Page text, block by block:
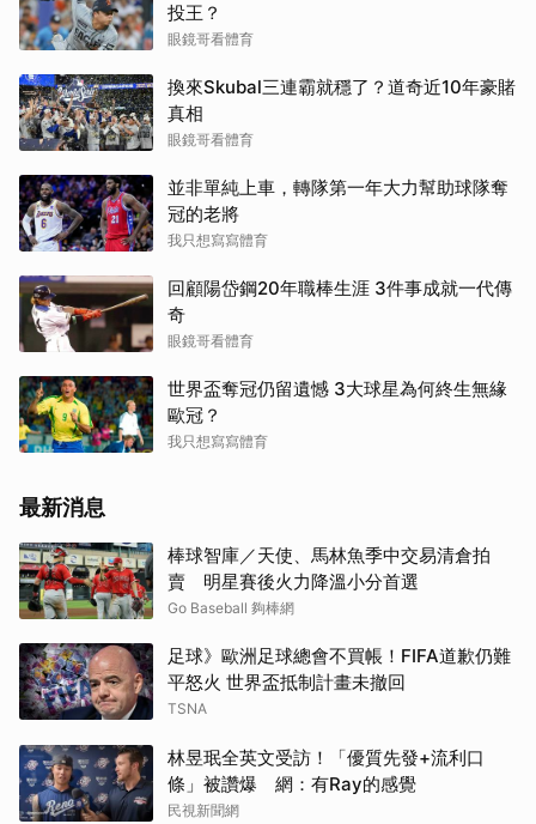
投王？
眼鏡哥看體育
換來Skubal三連霸就穩了？道奇近10年豪賭
真相
眼鏡哥看體育
並非單純上車，轉隊第一年大力幫助球隊奪
冠的老將
我只想寫寫體育
回顧陽岱鋼20年職棒生涯 3件事成就一代傳
奇
眼鏡哥看體育
世界盃奪冠仍留遺憾 3大球星為何終生無緣
歐冠？
我只想寫寫體育
最新消息
棒球智庫／天使、馬林魚季中交易清倉拍
賣 明星賽後火力降溫小分首選
Go Baseball 夠棒網
足球》歐洲足球總會不買帳！FIFA道歉仍難
平怒火 世界盃抵制計畫未撤回
TSNA
林昱珉全英文受訪！「優質先發+流利口
條」被讚爆 網：有Ray的感覺
民視新聞網